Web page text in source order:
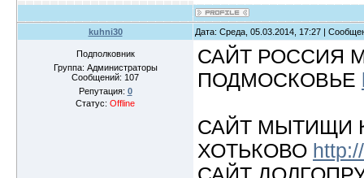
kuhni30 Дата: Среда, 05.03.2014, 17:27 |
Подполковник
Группа: Администраторы
Сообщений: 107
Репутация: 0
Статус: Offline
САЙТ РОССИЯ
ПОДМОСКОВЬЕ
САЙТ МЫТИЩИ
ХОТЬКОВО